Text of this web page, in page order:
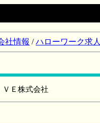
社情報 /ハローワーク求
ＶＥ株式会社